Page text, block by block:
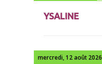
YSALINE
mercredi, 12 août 2026